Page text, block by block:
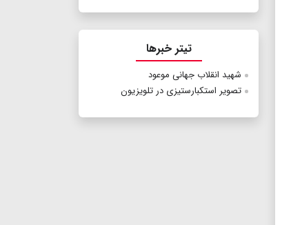
تیتر خبرها
شهید انقلاب جهانی موعود
تصویر استکبارستیزی در تلویزیون